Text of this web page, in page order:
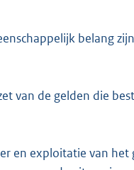
belang
van de gelden die
en exploitatie van